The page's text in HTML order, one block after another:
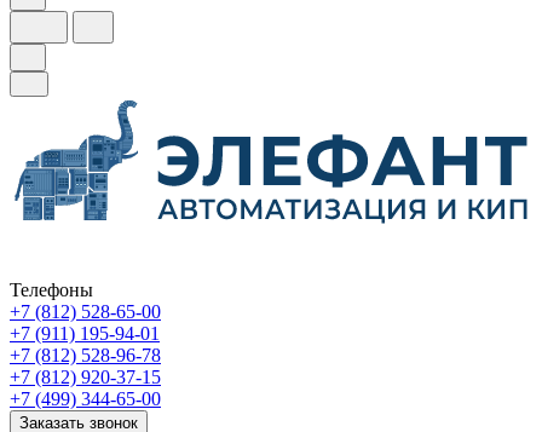
Телефоны
+7 (812) 528-65-00
+7 (911) 195-94-01
+7 (812) 528-96-78
+7 (812) 920-37-15
+7 (499) 344-65-00
Заказать звонок